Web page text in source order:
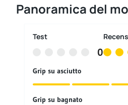
Panoramica del
Test
0
Grip su asciutto
Grip su bagnato